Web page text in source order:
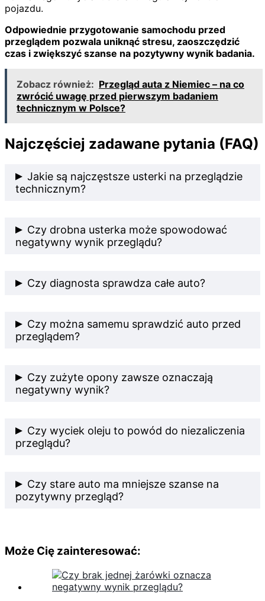
pojazdu.
Odpowiednie przygotowanie samochodu przed
przeglądem pozwala uniknąć stresu, zaoszczędzić
czas i zwiększyć szanse na pozytywny wynik badania.
Zobacz również: Przegląd auta z Niemiec – na co
zwrócić uwagę przed pierwszym badaniem
technicznym w Polsce?
Najczęściej zadawane pytania (FAQ)
Jakie są najczęstsze usterki na przeglądzie
technicznym?
zawieszenie, problemy z hamulcami, opony w złym
stanie oraz nadmierna emisja spalin.
Czy drobna usterka może spowodować
negatywny wynik przeglądu?
żarówka, mogą skutkować wynikiem negatywnym.
Czy diagnosta sprawdza całe auto?
Tak, badanie obejmuje wszystkie kluczowe elementy
wpływające na bezpieczeństwo i zgodność z
przepisami.
Czy można samemu sprawdzić auto przed
przeglądem?
oraz poziom płynów, aby uniknąć problemów.
Czy zużyte opony zawsze oznaczają
negatywny wynik?
Tak, jeśli bieżnik jest poniżej dopuszczalnego
poziomu lub opony są uszkodzone.
Czy wyciek oleju to powód do niezaliczenia
przeglądu?
na bezpieczeństwo lub środowisko.
Czy stare auto ma mniejsze szanse na
pozytywny przegląd?
Może Cię zainteresować: